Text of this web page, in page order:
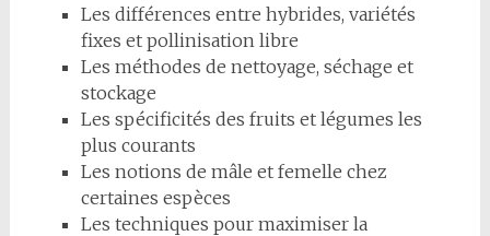
Les différences entre hybrides, variétés
fixes et pollinisation libre
Les méthodes de nettoyage, séchage et
stockage
Les spécificités des fruits et légumes les
plus courants
Les notions de mâle et femelle chez
certaines espèces
Les techniques pour maximiser la